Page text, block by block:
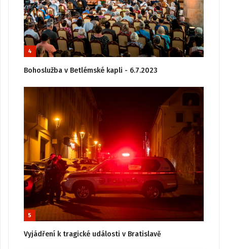
4
Bohoslužba v Betlémské kapli - 6.7.2023
5
Vyjádření k tragické události v Bratislavě